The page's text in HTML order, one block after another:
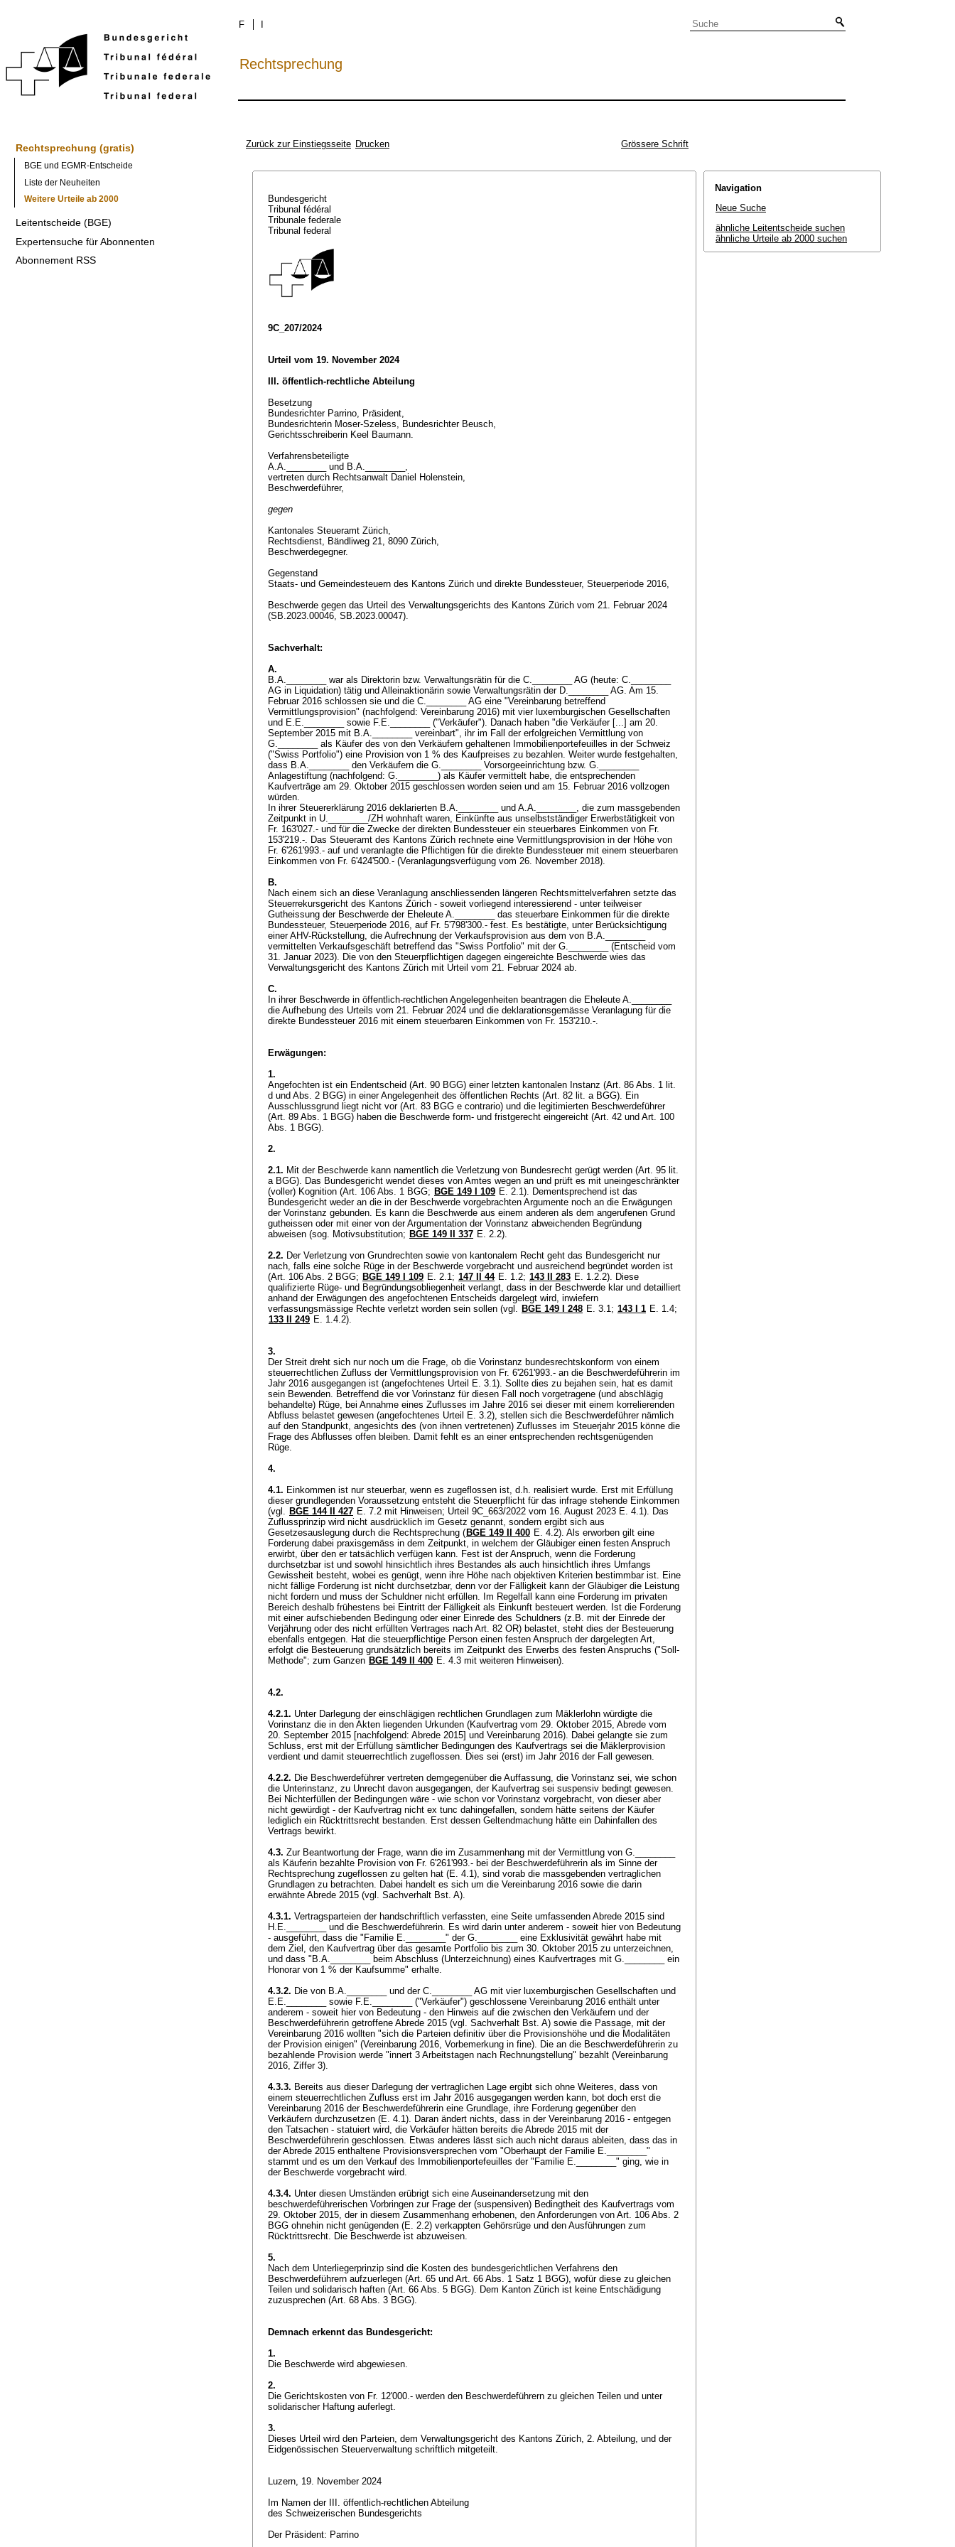
F
Rechtsprechung
Rechtsprechung (gratis)
BGE und EGMR-Entscheide
Liste der Neuheiten
Weitere Urteile ab 2000
Leitentscheide (BGE)
Expertensuche für Abonnenten
Abonnement RSS
Zurück zur Einstiegsseite Drucken Grössere Schrift
Bundesgericht
Tribunal fédéral
Tribunale federale
Tribunal federal
9C_207/2024
Urteil vom 19. November 2024
III. öffentlich-rechtliche Abteilung
Besetzung
Bundesrichter Parrino, Präsident,
Bundesrichterin Moser-Szeless, Bundesrichter Beusch,
Gerichtsschreiberin Keel Baumann.
Verfahrensbeteiligte
A.A.________ und B.A.________,
vertreten durch Rechtsanwalt Daniel Holenstein,
Beschwerdeführer,
gegen
Kantonales Steueramt Zürich,
Rechtsdienst, Bändliweg 21, 8090 Zürich,
Beschwerdegegner.
Gegenstand
Staats- und Gemeindesteuern des Kantons Zürich und direkte Bundessteuer, Steuerperiode 2016,
Beschwerde gegen das Urteil des Verwaltungsgerichts des Kantons Zürich vom 21. Februar 2024
(SB.2023.00046, SB.2023.00047).
Sachverhalt:
A.
B.A.________ war als Direktorin bzw. Verwaltungsrätin für die C.________ AG (heute: C.________
AG in Liquidation) tätig und Alleinaktionärin sowie Verwaltungsrätin der D.________ AG. Am 15.
Februar 2016 schlossen sie und die C.________ AG eine "Vereinbarung betreffend
Vermittlungsprovision" (nachfolgend: Vereinbarung 2016) mit vier luxemburgischen Gesellschaften
und E.E.________ sowie F.E.________ ("Verkäufer"). Danach haben "die Verkäufer [...] am 20.
September 2015 mit B.A.________ vereinbart", ihr im Fall der erfolgreichen Vermittlung von
G.________ als Käufer des von den Verkäufern gehaltenen Immobilienportefeuilles in der Schweiz
("Swiss Portfolio") eine Provision von 1 % des Kaufpreises zu bezahlen. Weiter wurde festgehalten,
dass B.A.________ den Verkäufern die G.________ Vorsorgeeinrichtung bzw. G.________
Anlagestiftung (nachfolgend: G.________) als Käufer vermittelt habe, die entsprechenden
Kaufverträge am 29. Oktober 2015 geschlossen worden seien und am 15. Februar 2016 vollzogen
würden.
In ihrer Steuererklärung 2016 deklarierten B.A.________ und A.A.________, die zum massgebenden
Zeitpunkt in U.________/ZH wohnhaft waren, Einkünfte aus unselbstständiger Erwerbstätigkeit von
Fr. 163'027.- und für die Zwecke der direkten Bundessteuer ein steuerbares Einkommen von Fr.
153'219.-. Das Steueramt des Kantons Zürich rechnete eine Vermittlungsprovision in der Höhe von
Fr. 6'261'993.- auf und veranlagte die Pflichtigen für die direkte Bundessteuer mit einem steuerbaren
Einkommen von Fr. 6'424'500.- (Veranlagungsverfügung vom 26. November 2018).
B.
Nach einem sich an diese Veranlagung anschliessenden längeren Rechtsmittelverfahren setzte das
Steuerrekursgericht des Kantons Zürich - soweit vorliegend interessierend - unter teilweiser
Gutheissung der Beschwerde der Eheleute A.________ das steuerbare Einkommen für die direkte
Bundessteuer, Steuerperiode 2016, auf Fr. 5'798'300.- fest. Es bestätigte, unter Berücksichtigung
einer AHV-Rückstellung, die Aufrechnung der Verkaufsprovision aus dem von B.A.________
vermittelten Verkaufsgeschäft betreffend das "Swiss Portfolio" mit der G.________ (Entscheid vom
31. Januar 2023). Die von den Steuerpflichtigen dagegen eingereichte Beschwerde wies das
Verwaltungsgericht des Kantons Zürich mit Urteil vom 21. Februar 2024 ab.
C.
In ihrer Beschwerde in öffentlich-rechtlichen Angelegenheiten beantragen die Eheleute A.________
die Aufhebung des Urteils vom 21. Februar 2024 und die deklarationsgemässe Veranlagung für die
direkte Bundessteuer 2016 mit einem steuerbaren Einkommen von Fr. 153'210.-.
Erwägungen:
1.
Angefochten ist ein Endentscheid (Art. 90 BGG) einer letzten kantonalen Instanz (Art. 86 Abs. 1 lit.
d und Abs. 2 BGG) in einer Angelegenheit des öffentlichen Rechts (Art. 82 lit. a BGG). Ein
Ausschlussgrund liegt nicht vor (Art. 83 BGG e contrario) und die legitimierten Beschwerdeführer
(Art. 89 Abs. 1 BGG) haben die Beschwerde form- und fristgerecht eingereicht (Art. 42 und Art. 100
Abs. 1 BGG).
2.
2.1. Mit der Beschwerde kann namentlich die Verletzung von Bundesrecht gerügt werden (Art. 95 lit.
a BGG). Das Bundesgericht wendet dieses von Amtes wegen an und prüft es mit uneingeschränkter
(voller) Kognition (Art. 106 Abs. 1 BGG; BGE 149 I 109 E. 2.1). Dementsprechend ist das
Bundesgericht weder an die in der Beschwerde vorgebrachten Argumente noch an die Erwägungen
der Vorinstanz gebunden. Es kann die Beschwerde aus einem anderen als dem angerufenen Grund
gutheissen oder mit einer von der Argumentation der Vorinstanz abweichenden Begründung
abweisen (sog. Motivsubstitution; BGE 149 II 337 E. 2.2).
2.2. Der Verletzung von Grundrechten sowie von kantonalem Recht geht das Bundesgericht nur
nach, falls eine solche Rüge in der Beschwerde vorgebracht und ausreichend begründet worden ist
(Art. 106 Abs. 2 BGG; BGE 149 I 109 E. 2.1; 147 II 44 E. 1.2; 143 II 283 E. 1.2.2). Diese
qualifizierte Rüge- und Begründungsobliegenheit verlangt, dass in der Beschwerde klar und detailliert
anhand der Erwägungen des angefochtenen Entscheids dargelegt wird, inwiefern
verfassungsmässige Rechte verletzt worden sein sollen (vgl. BGE 149 I 248 E. 3.1; 143 I 1 E. 1.4;
133 II 249 E. 1.4.2).
3.
Der Streit dreht sich nur noch um die Frage, ob die Vorinstanz bundesrechtskonform von einem
steuerrechtlichen Zufluss der Vermittlungsprovision von Fr. 6'261'993.- an die Beschwerdeführerin im
Jahr 2016 ausgegangen ist (angefochtenes Urteil E. 3.1). Sollte dies zu bejahen sein, hat es damit
sein Bewenden. Betreffend die vor Vorinstanz für diesen Fall noch vorgetragene (und abschlägig
behandelte) Rüge, bei Annahme eines Zuflusses im Jahre 2016 sei dieser mit einem korrelierenden
Abfluss belastet gewesen (angefochtenes Urteil E. 3.2), stellen sich die Beschwerdeführer nämlich
auf den Standpunkt, angesichts des (von ihnen vertretenen) Zuflusses im Steuerjahr 2015 könne die
Frage des Abflusses offen bleiben. Damit fehlt es an einer entsprechenden rechtsgenügenden
Rüge.
4.
4.1. Einkommen ist nur steuerbar, wenn es zugeflossen ist, d.h. realisiert wurde. Erst mit Erfüllung
dieser grundlegenden Voraussetzung entsteht die Steuerpflicht für das infrage stehende Einkommen
(vgl. BGE 144 II 427 E. 7.2 mit Hinweisen; Urteil 9C_663/2022 vom 16. August 2023 E. 4.1). Das
Zuflussprinzip wird nicht ausdrücklich im Gesetz genannt, sondern ergibt sich aus
Gesetzesauslegung durch die Rechtsprechung ( BGE 149 II 400 E. 4.2). Als erworben gilt eine
Forderung dabei praxisgemäss in dem Zeitpunkt, in welchem der Gläubiger einen festen Anspruch
erwirbt, über den er tatsächlich verfügen kann. Fest ist der Anspruch, wenn die Forderung
durchsetzbar ist und sowohl hinsichtlich ihres Bestandes als auch hinsichtlich ihres Umfangs
Gewissheit besteht, wobei es genügt, wenn ihre Höhe nach objektiven Kriterien bestimmbar ist. Eine
nicht fällige Forderung ist nicht durchsetzbar, denn vor der Fälligkeit kann der Gläubiger die Leistung
nicht fordern und muss der Schuldner nicht erfüllen. Im Regelfall kann eine Forderung im privaten
Bereich deshalb frühestens bei Eintritt der Fälligkeit als Einkunft besteuert werden. Ist die Forderung
mit einer aufschiebenden Bedingung oder einer Einrede des Schuldners (z.B. mit der Einrede der
Verjährung oder des nicht erfüllten Vertrages nach Art. 82 OR) belastet, steht dies der Besteuerung
ebenfalls entgegen. Hat die steuerpflichtige Person einen festen Anspruch der dargelegten Art,
erfolgt die Besteuerung grundsätzlich bereits im Zeitpunkt des Erwerbs des festen Anspruchs ("Soll-
Methode"; zum Ganzen BGE 149 II 400 E. 4.3 mit weiteren Hinweisen).
4.2.
4.2.1. Unter Darlegung der einschlägigen rechtlichen Grundlagen zum Mäklerlohn würdigte die
Vorinstanz die in den Akten liegenden Urkunden (Kaufvertrag vom 29. Oktober 2015, Abrede vom
20. September 2015 [nachfolgend: Abrede 2015] und Vereinbarung 2016). Dabei gelangte sie zum
Schluss, erst mit der Erfüllung sämtlicher Bedingungen des Kaufvertrags sei die Mäklerprovision
verdient und damit steuerrechtlich zugeflossen. Dies sei (erst) im Jahr 2016 der Fall gewesen.
4.2.2. Die Beschwerdeführer vertreten demgegenüber die Auffassung, die Vorinstanz sei, wie schon
die Unterinstanz, zu Unrecht davon ausgegangen, der Kaufvertrag sei suspensiv bedingt gewesen.
Bei Nichterfüllen der Bedingungen wäre - wie schon vor Vorinstanz vorgebracht, von dieser aber
nicht gewürdigt - der Kaufvertrag nicht ex tunc dahingefallen, sondern hätte seitens der Käufer
lediglich ein Rücktrittsrecht bestanden. Erst dessen Geltendmachung hätte ein Dahinfallen des
Vertrags bewirkt.
4.3. Zur Beantwortung der Frage, wann die im Zusammenhang mit der Vermittlung von G.________
als Käuferin bezahlte Provision von Fr. 6'261'993.- bei der Beschwerdeführerin als im Sinne der
Rechtsprechung zugeflossen zu gelten hat (E. 4.1), sind vorab die massgebenden vertraglichen
Grundlagen zu betrachten. Dabei handelt es sich um die Vereinbarung 2016 sowie die darin
erwähnte Abrede 2015 (vgl. Sachverhalt Bst. A).
4.3.1. Vertragsparteien der handschriftlich verfassten, eine Seite umfassenden Abrede 2015 sind
H.E.________ und die Beschwerdeführerin. Es wird darin unter anderem - soweit hier von Bedeutung
- ausgeführt, dass die "Familie E.________" der G.________ eine Exklusivität gewährt habe mit
dem Ziel, den Kaufvertrag über das gesamte Portfolio bis zum 30. Oktober 2015 zu unterzeichnen,
und dass "B.A.________ beim Abschluss (Unterzeichnung) eines Kaufvertrages mit G.________ ein
Honorar von 1 % der Kaufsumme" erhalte.
4.3.2. Die von B.A.________ und der C.________ AG mit vier luxemburgischen Gesellschaften und
E.E.________ sowie F.E.________ ("Verkäufer") geschlossene Vereinbarung 2016 enthält unter
anderem - soweit hier von Bedeutung - den Hinweis auf die zwischen den Verkäufern und der
Beschwerdeführerin getroffene Abrede 2015 (vgl. Sachverhalt Bst. A) sowie die Passage, mit der
Vereinbarung 2016 wollten "sich die Parteien definitiv über die Provisionshöhe und die Modalitäten
der Provision einigen" (Vereinbarung 2016, Vorbemerkung in fine). Die an die Beschwerdeführerin zu
bezahlende Provision werde "innert 3 Arbeitstagen nach Rechnungstellung" bezahlt (Vereinbarung
2016, Ziffer 3).
4.3.3. Bereits aus dieser Darlegung der vertraglichen Lage ergibt sich ohne Weiteres, dass von
einem steuerrechtlichen Zufluss erst im Jahr 2016 ausgegangen werden kann, bot doch erst die
Vereinbarung 2016 der Beschwerdeführerin eine Grundlage, ihre Forderung gegenüber den
Verkäufern durchzusetzen (E. 4.1). Daran ändert nichts, dass in der Vereinbarung 2016 - entgegen
den Tatsachen - statuiert wird, die Verkäufer hätten bereits die Abrede 2015 mit der
Beschwerdeführerin geschlossen. Etwas anderes lässt sich auch nicht daraus ableiten, dass das in
der Abrede 2015 enthaltene Provisionsversprechen vom "Oberhaupt der Familie E.________"
stammt und es um den Verkauf des Immobilienportefeuilles der "Familie E.________" ging, wie in
der Beschwerde vorgebracht wird.
4.3.4. Unter diesen Umständen erübrigt sich eine Auseinandersetzung mit den
beschwerdeführerischen Vorbringen zur Frage der (suspensiven) Bedingtheit des Kaufvertrags vom
29. Oktober 2015, der in diesem Zusammenhang erhobenen, den Anforderungen von Art. 106 Abs. 2
BGG ohnehin nicht genügenden (E. 2.2) verkappten Gehörsrüge und den Ausführungen zum
Rücktrittsrecht. Die Beschwerde ist abzuweisen.
5.
Nach dem Unterliegerprinzip sind die Kosten des bundesgerichtlichen Verfahrens den
Beschwerdeführern aufzuerlegen (Art. 65 und Art. 66 Abs. 1 Satz 1 BGG), wofür diese zu gleichen
Teilen und solidarisch haften (Art. 66 Abs. 5 BGG). Dem Kanton Zürich ist keine Entschädigung
zuzusprechen (Art. 68 Abs. 3 BGG).
Demnach erkennt das Bundesgericht:
1.
Die Beschwerde wird abgewiesen.
2.
Die Gerichtskosten von Fr. 12'000.- werden den Beschwerdeführern zu gleichen Teilen und unter
solidarischer Haftung auferlegt.
3.
Dieses Urteil wird den Parteien, dem Verwaltungsgericht des Kantons Zürich, 2. Abteilung, und der
Eidgenössischen Steuerverwaltung schriftlich mitgeteilt.
Luzern, 19. November 2024
Im Namen der III. öffentlich-rechtlichen Abteilung
des Schweizerischen Bundesgerichts
Der Präsident: Parrino
Navigation
Neue Suche
ähnliche Leitentscheide suchen
ähnliche Urteile ab 2000 suchen